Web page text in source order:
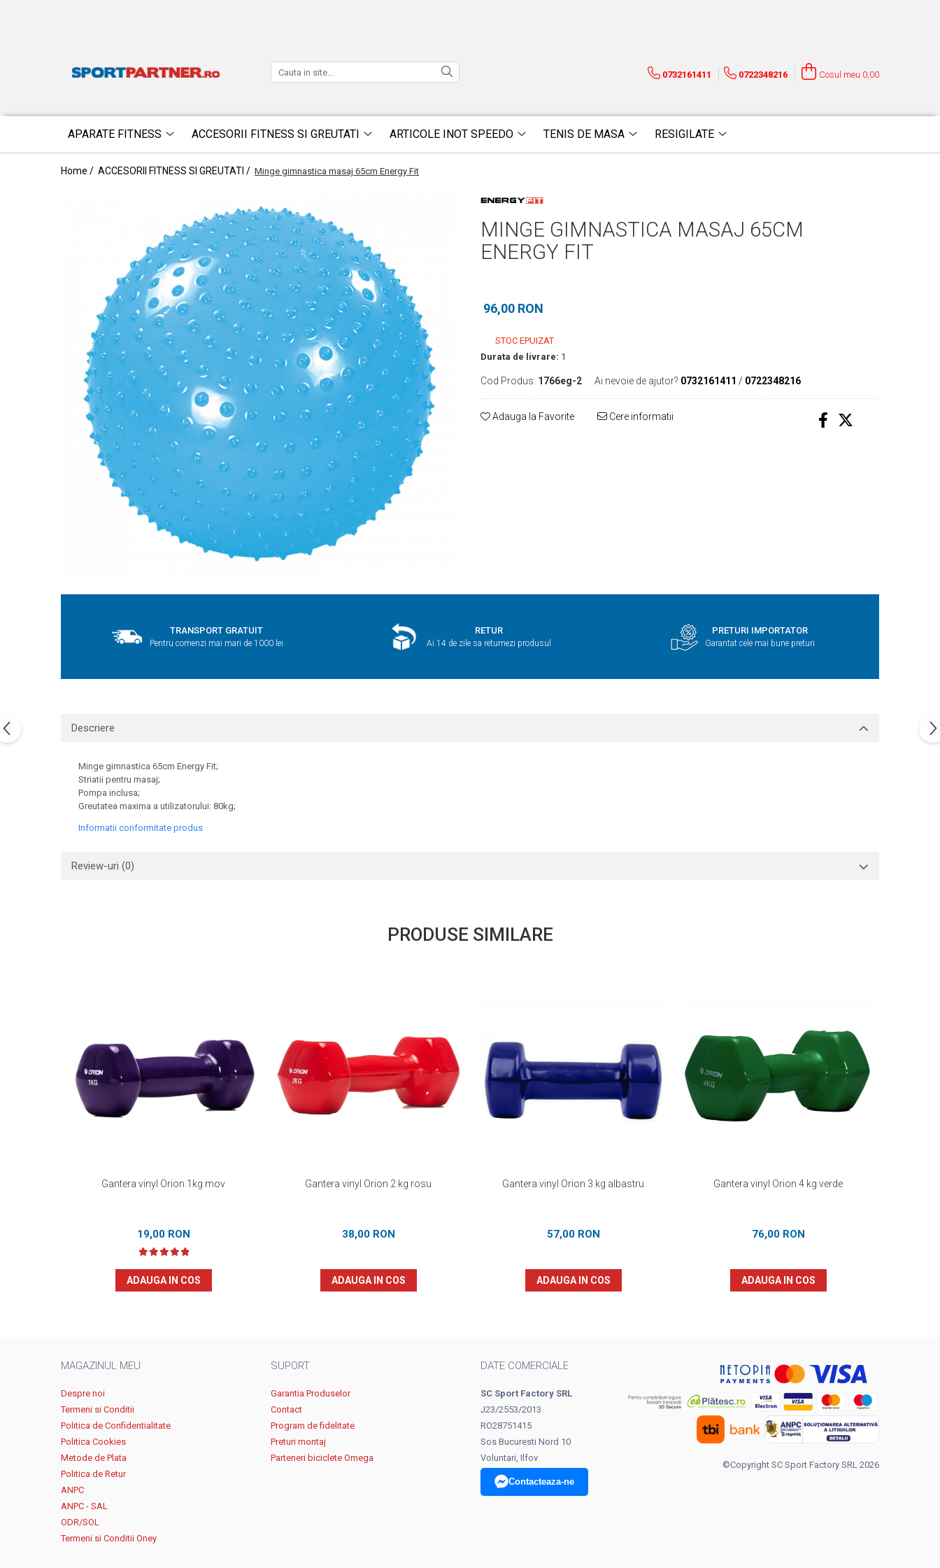
0732161411 0722348216 Cosul meu 0,00
APARATE FITNESS ACCESORII FITNESS SI GREUTATI ARTICOLE INOT SPEEDO TENIS DE MASA RESIGILATE
Home / ACCESORII FITNESS SI GREUTATI / Minge gimnastica masaj 65cm Energy Fit
MINGE GIMNASTICA MASAJ 65CM
ENERGY FIT
96,00 RON
STOC EPUIZAT
Durata de livrare: 1
Cod Produs: 1766eg-2 Ai nevoie de ajutor? 0732161411 / 0722348216
Adauga la Favorite Cere informatii
TRANSPORT GRATUIT
Pentru comenzi mai mari de 1000 lei
RETUR
Ai 14 de zile sa returnezi produsul
PRETURI IMPORTATOR
Garantat cele mai bune preturi
Descriere
Minge gimnastica 65cm Energy Fit;
Striatii pentru masaj;
Pompa inclusa;
Greutatea maxima a utilizatorului: 80kg;
Informatii conformitate produs
Review-uri (0)
PRODUSE SIMILARE
Gantera vinyl Orion 1kg mov
19,00 RON
ADAUGA IN COS
Gantera vinyl Orion 2 kg rosu
38,00 RON
ADAUGA IN COS
Gantera vinyl Orion 3 kg albastru
57,00 RON
ADAUGA IN COS
Gantera vinyl Orion 4 kg verde
76,00 RON
ADAUGA IN COS
MAGAZINUL MEU
Despre noi
Termeni si Conditii
Politica de Confidentialitate
Politica Cookies
Metode de Plata
Politica de Retur
ANPC
ANPC - SAL
ODR/SOL
Termeni si Conditii Oney
SUPORT
Garantia Produselor
Contact
Program de fidelitate
Preturi montaj
Parteneri biciclete Omega
DATE COMERCIALE
SC Sport Factory SRL
J23/2553/2013
RO28751415
Sos Bucuresti Nord 10
Voluntari, Ilfov
Contacteaza-ne
©Copyright SC Sport Factory SRL 2026